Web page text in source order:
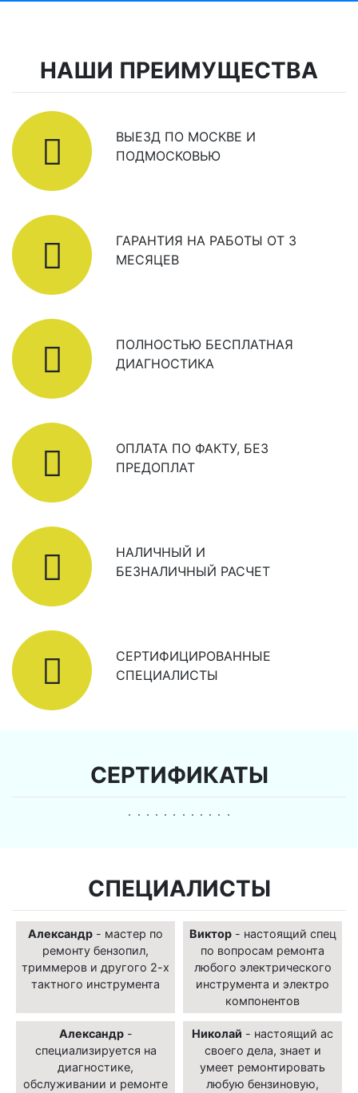
НАШИ ПРЕИМУЩЕСТВА
ВЫЕЗД ПО МОСКВЕ И
ПОДМОСКОВЬЮ
ГАРАНТИЯ НА РАБОТЫ ОТ 3
МЕСЯЦЕВ
ПОЛНОСТЬЮ БЕСПЛАТНАЯ
ДИАГНОСТИКА
ОПЛАТА ПО ФАКТУ, БЕЗ
ПРЕДОПЛАТ
НАЛИЧНЫЙ И
БЕЗНАЛИЧНЫЙ РАСЧЕТ
СЕРТИФИЦИРОВАННЫЕ
СПЕЦИАЛИСТЫ
СЕРТИФИКАТЫ
СПЕЦИАЛИСТЫ
Александр - мастер по
ремонту бензопил,
триммеров и другого 2-х
тактного инструмента
Виктор- настоящий спец
по вопросам ремонта
любого электрического
инструмента и электро
компонентов
Александр-
специализируется на
диагностике,
обслуживании и ремонте
Николай - настоящий ас
своего дела, знает и
умеет ремонтировать
любую бензиновую,